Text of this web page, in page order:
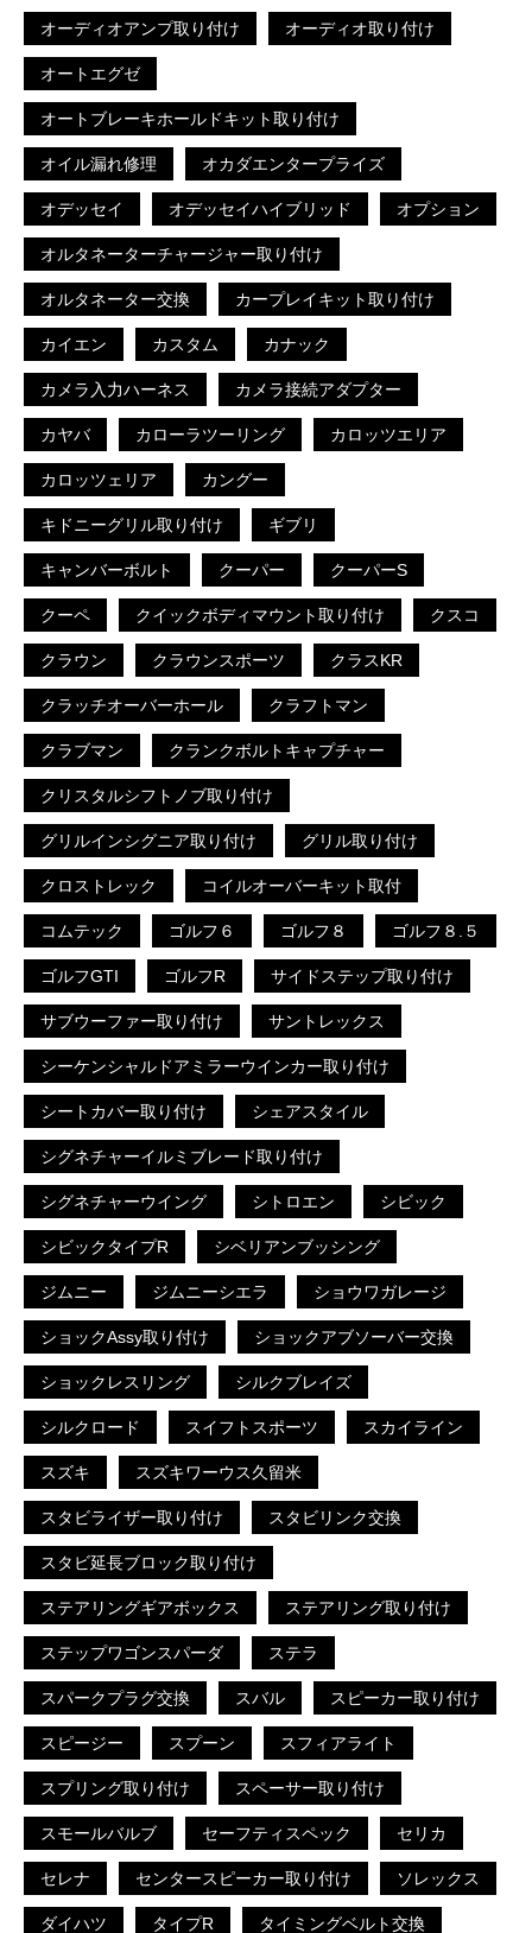
オーディオアンプ取り付け オーディオ取り付け
オートエグゼ
オートブレーキホールドキット取り付け
オイル漏れ修理 オカダエンタープライズ
オデッセイ オデッセイハイブリッド オプション
オルタネーターチャージャー取り付け
オルタネーター交換 カープレイキット取り付け
カイエン カスタム カナック
カメラ入力ハーネス カメラ接続アダプター
カヤバ カローラツーリング カロッツエリア
カロッツェリア カングー
キドニーグリル取り付け ギブリ
キャンバーボルト クーパー クーパーS
クーペ クイックボディマウント取り付け クスコ
クラウン クラウンスポーツ クラスKR
クラッチオーバーホール クラフトマン
クラブマン クランクボルトキャプチャー
クリスタルシフトノブ取り付け
グリルインシグニア取り付け グリル取り付け
クロストレック コイルオーバーキット取付
コムテック ゴルフ６ ゴルフ８ ゴルフ８.５
ゴルフGTI ゴルフR サイドステップ取り付け
サブウーファー取り付け サントレックス
シーケンシャルドアミラーウインカー取り付け
シートカバー取り付け シェアスタイル
シグネチャーイルミブレード取り付け
シグネチャーウイング シトロエン シビック
シビックタイプR シベリアンブッシング
ジムニー ジムニーシエラ ショウワガレージ
ショックAssy取り付け ショックアブソーバー交換
ショックレスリング シルクブレイズ
シルクロード スイフトスポーツ スカイライン
スズキ スズキワーウス久留米
スタビライザー取り付け スタビリンク交換
スタビ延長ブロック取り付け
ステアリングギアボックス ステアリング取り付け
ステップワゴンスパーダ ステラ
スパークプラグ交換 スバル スピーカー取り付け
スピージー スプーン スフィアライト
スプリング取り付け スペーサー取り付け
スモールバルブ セーフティスペック セリカ
セレナ センタースピーカー取り付け ソレックス
ダイハツ タイプR タイミングベルト交換